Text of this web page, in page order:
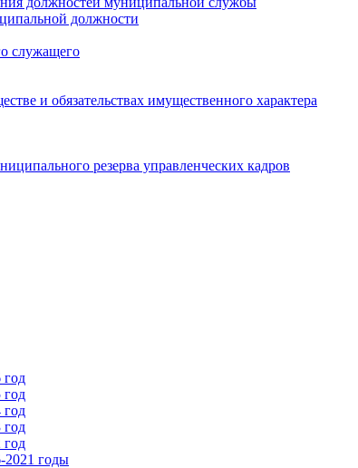
должности
служащего
и обязательствах имущественного характера
резерва управленческих кадров
год
год
год
год
год
2021 годы